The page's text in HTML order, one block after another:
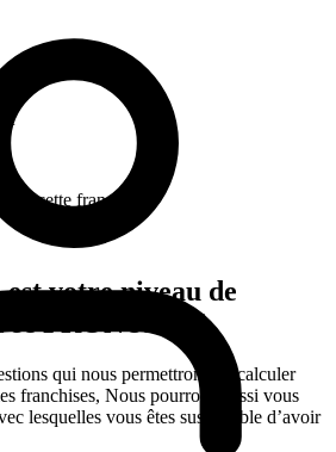
a cette franchise
votre niveau de
PRONUPTIA
qui nous permettrons de calculer
franchises, Nous pourrons aussi vous
lesquelles vous êtes susceptible d’avoir